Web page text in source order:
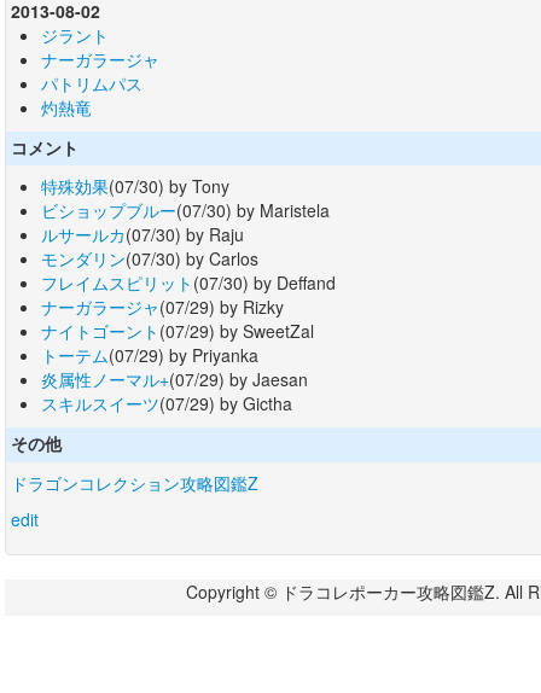
2013-08-02
ジラント
ナーガラージャ
パトリムパス
灼熱竜
コメント
特殊効果(07/30) by Tony
ビショップブルー(07/30) by Maristela
ルサールカ(07/30) by Raju
モンダリン(07/30) by Carlos
フレイムスピリット (07/30) by Deffand
ナーガラージャ(07/29) by Rizky
ナイトゴーント (07/29) by SweetZal
トーテム(07/29) by Priyanka
炎属性ノーマル+(07/29) by Jaesan
スキルスイーツ(07/29) by Gictha
その他
ドラゴンコレクション攻略図鑑Z
edit
Copyright © ドラコレポーカー攻略図鑑Z. All